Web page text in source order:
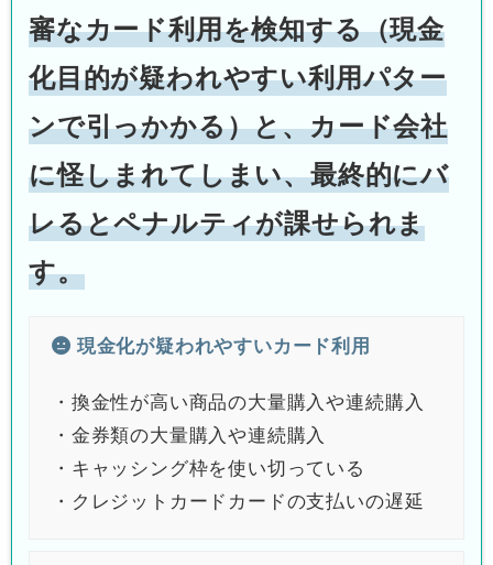
審なカード利用を検知する（現金
化目的が疑われやすい利用パター
ンで引っかかる）と、カード会社
に怪しまれてしまい、最終的にバ
レるとペナルティが課せられま
す。
現金化が疑われやすいカード利用
・換金性が高い商品の大量購入や連続購入
・金券類の大量購入や連続購入
・キャッシング枠を使い切っている
・クレジットカードカードの支払いの遅延